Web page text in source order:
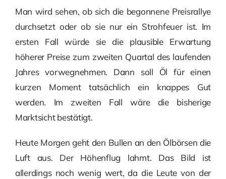
Man wird sehen, ob sich die begonnene Preisrallye
durchsetzt oder ob sie nur ein Strohfeuer ist. Im
ersten Fall würde sie die plausible Erwartung
höherer Preise zum zweiten Quartal des laufenden
Jahres vorwegnehmen. Dann soll Öl für einen
kurzen Moment tatsächlich ein knappes Gut
werden. Im zweiten Fall wäre die bisherige
Marktsicht bestätigt.
Heute Morgen geht den Bullen an den Ölbörsen die
Luft aus. Der Höhenflug lahmt. Das Bild ist
allerdings noch wenig wert, da die Leute von der